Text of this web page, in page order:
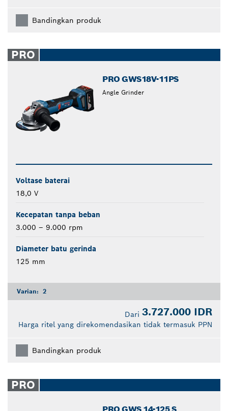
Bandingkan produk
PRO
PRO GWS18V-11PS
Angle Grinder
Voltase baterai
18,0 V
Kecepatan tanpa beban
3.000 – 9.000 rpm
Diameter batu gerinda
125 mm
Varian: 2
Dari 3.727.000 IDR
Harga ritel yang direkomendasikan tidak termasuk PPN
Bandingkan produk
PRO